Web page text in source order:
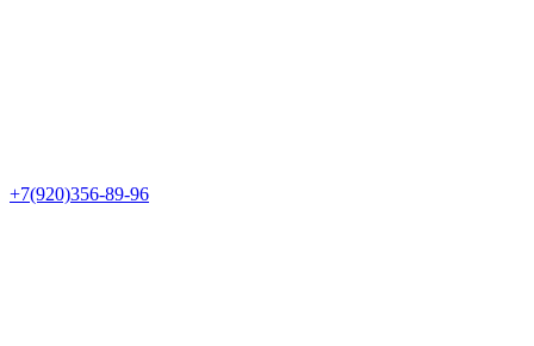
+7(920)356-89-96